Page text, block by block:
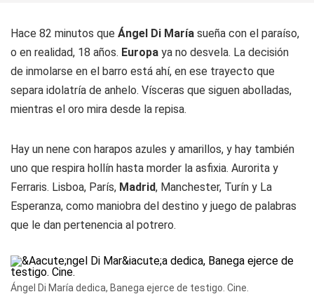
Hace 82 minutos que Ángel Di María sueña con el paraíso,
o en realidad, 18 años. Europa ya no desvela. La decisión
de inmolarse en el barro está ahí, en ese trayecto que
separa idolatría de anhelo. Vísceras que siguen abolladas,
mientras el oro mira desde la repisa.
Hay un nene con harapos azules y amarillos, y hay también
uno que respira hollín hasta morder la asfixia. Aurorita y
Ferraris. Lisboa, París, Madrid, Manchester, Turín y La
Esperanza, como maniobra del destino y juego de palabras
que le dan pertenencia al potrero.
Ángel Di María dedica, Banega ejerce de testigo. Cine.